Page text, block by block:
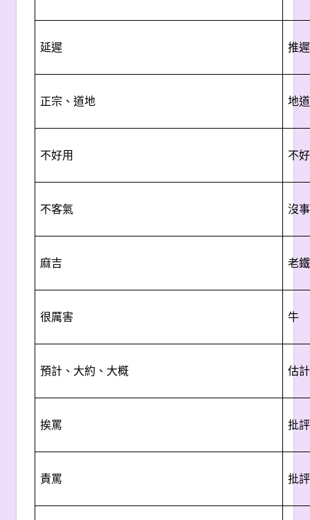
延遲 推遲
正宗、道地 地道
不好用 不
不客氣 沒事
麻吉 老鐵
很厲害 牛
預計、大約、大概 估計
挨罵 批
責罵 批評